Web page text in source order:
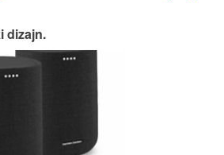
dizajn.